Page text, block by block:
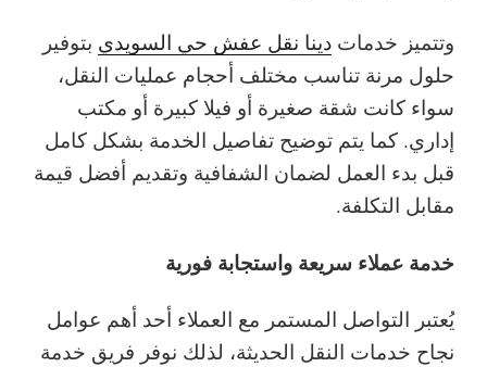
وتتميز خدمات دينا نقل عفش حي السويدي بتوفير
حلول مرنة تناسب مختلف أحجام عمليات النقل،
سواء كانت شقة صغيرة أو فيلا كبيرة أو مكتب
إداري. كما يتم توضيح تفاصيل الخدمة بشكل كامل
قبل بدء العمل لضمان الشفافية وتقديم أفضل قيمة
مقابل التكلفة.
خدمة عملاء سريعة واستجابة فورية
يُعتبر التواصل المستمر مع العملاء أحد أهم عوامل
نجاح خدمات النقل الحديثة، لذلك نوفر فريق خدمة